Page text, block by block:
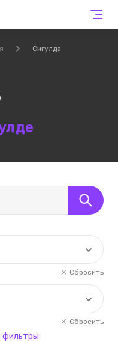
Сигулда
Сбросить
Сбросить
фильтры